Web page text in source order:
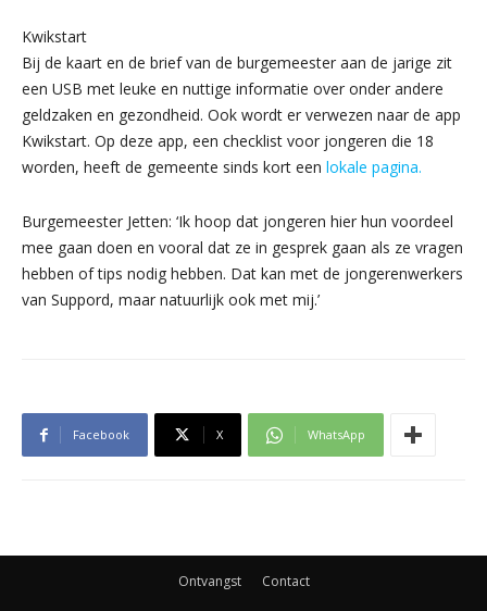
Kwikstart
Bij de kaart en de brief van de burgemeester aan de jarige zit
een USB met leuke en nuttige informatie over onder andere
geldzaken en gezondheid. Ook wordt er verwezen naar de app
Kwikstart. Op deze app, een checklist voor jongeren die 18
worden, heeft de gemeente sinds kort een lokale pagina.
Burgemeester Jetten: ‘Ik hoop dat jongeren hier hun voordeel
mee gaan doen en vooral dat ze in gesprek gaan als ze vragen
hebben of tips nodig hebben. Dat kan met de jongerenwerkers
van Suppord, maar natuurlijk ook met mij.’
Facebook X WhatsApp
Ontvangst Contact